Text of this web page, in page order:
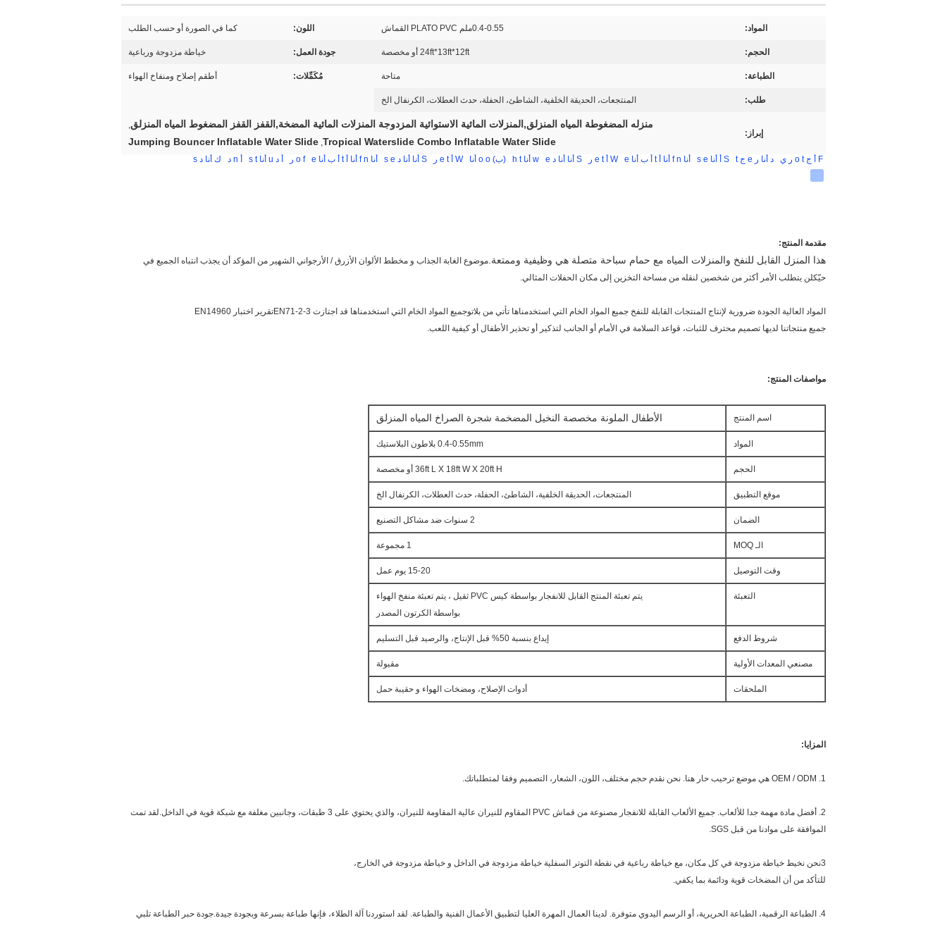
المواد: 0.4-0.55ملم PLATO PVC القماش اللون: كما في الصورة أو حسب الطلب
الحجم: 24ft*13ft*12ft أو مخصصة جودة العمل: خياطة مزدوجة ورباعية
الطباعة: متاحة مُكَمِّلات: أطقم إصلاح ومنفاخ الهواء
طلب: المنتجعات، الحديقة الخلفية، الشاطئ، الحفلة، حدث العطلات، الكرنفال الخ
إبراز:
منزله المضغوطة المياه المنزلق,المنزلات المائية الاستوائية المزدوجة المنزلات المائية المضخة,القفز القفز المضغوط المياه المنزلق,
Tropical Waterslide Combo Inflatable Water Slide
,
Jumping Bouncer Inflatable Water Slide
F ج t
o ر ي د أنا ر e ج t
S أنا e
s أنا n
f أنا t ب أنا e
W
t
e ر S أنا أنا د e
w أنا t
h (ب) o
o أنا W
t
e ر S أنا أنا د e
s أنا n
f أنا t ب أنا e
f
o ر د u أنا t
s
n د ك أنا د s
مقدمة المنتج:
هذا المنزل القابل للنفخ والمنزلات المياه مع حمام سباحة متصلة هي وظيفية وممتعة. موضوع الغابة الجذاب و مخطط الألوان الأزرق / الأرجواني الشهير من المؤكد أن يجذب انتباه الجميع في
حيّكلن يتطلب الأمر أكثر من شخصين لنقله من مساحة التخزين إلى مكان الحفلات المثالي.
المواد العالية الجودة ضرورية لإنتاج المنتجات القابلة للنفخ جميع المواد الخام التي استخدمناها تأتي من بلاتوجميع المواد الخام التي استخدمناها قد اجتازت EN71-2-3تقرير اختبار EN14960
جميع منتجاتنا لديها تصميم محترف للثبات، قواعد السلامة في الأمام أو الجانب لتذكير أو تحذير الأطفال أو كيفية اللعب.
مواصفات المنتج:
اسم المنتج الأطفال الملونة مخصصة النخيل المضخمة شجرة الصراخ المياه المنزلق
المواد 0.4-0.55mm بلاطون البلاستيك
الحجم 36ft L X 18ft W X 20ft H أو مخصصة
موقع التطبيق المنتجعات، الحديقة الخلفية، الشاطئ، الحفلة، حدث العطلات، الكرنفال الخ
الضمان 2 سنوات ضد مشاكل التصنيع
الـ MOQ 1 مجموعة
وقت التوصيل 15-20 يوم عمل
التعبئة
يتم تعبئة المنتج القابل للانفجار بواسطة كيس PVC ثقيل ، يتم تعبئة منفخ الهواء
بواسطة الكرتون المصدر
شروط الدفع إيداع بنسبة 50% قبل الإنتاج، والرصيد قبل التسليم
مصنعي المعدات الأولية مقبولة
الملحقات أدوات الإصلاح، ومضخات الهواء و حقيبة حمل
المزايا:
1. OEM / ODM هي موضع ترحيب حار هنا. نحن نقدم حجم مختلف، اللون، الشعار، التصميم وفقا لمتطلباتك.
2. أفضل مادة مهمة جدا للألعاب. جميع الألعاب القابلة للانفجار مصنوعة من قماش PVC المقاوم للنيران عالية المقاومة للنيران، والذي يحتوي على 3 طبقات، وجانبين مغلفة مع شبكة قوية في الداخل.لقد تمت
الموافقة على موادنا من قبل SGS.
3نحن نخيط خياطة مزدوجة في كل مكان، مع خياطة رباعية في نقطة التوتر السفلية خياطة مزدوجة في الداخل و خياطة مزدوجة في الخارج،
للتأكد من أن المضخات قوية ودائمة بما يكفي.
4. الطباعة الرقمية، الطباعة الحريرية، أو الرسم اليدوي متوفرة. لدينا العمال المهرة العليا لتطبيق الأعمال الفنية والطباعة. لقد استوردنا آلة الطلاء، فإنها طباعة بسرعة وبجودة جيدة.جودة حبر الطباعة تلبي